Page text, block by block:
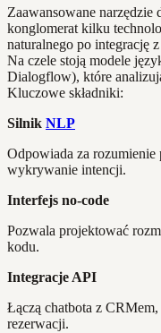
Zaawansowane narzędzie
konglomerat kilku
naturalnego po integrację
Na czele stoją modele
Dialogflow), które
Kluczowe składniki:
Silnik NLP
Odpowiada za
wykrywanie intencji.
Interfejs no-code
Pozwala projektować
kodu.
Integracje API
Łączą chatbota z
rezerwacji.